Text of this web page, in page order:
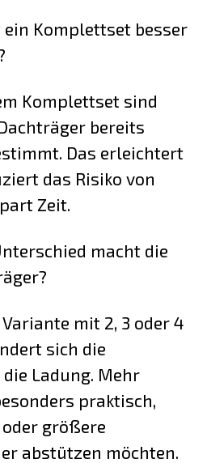
Komplettset besser
Komplettset sind
bereits
Das erleichtert
das Risiko von
Zeit.
macht die
Variante mit 2, 3 oder 4
sich die
Ladung. Mehr
praktisch,
größere
abstützen möchten.